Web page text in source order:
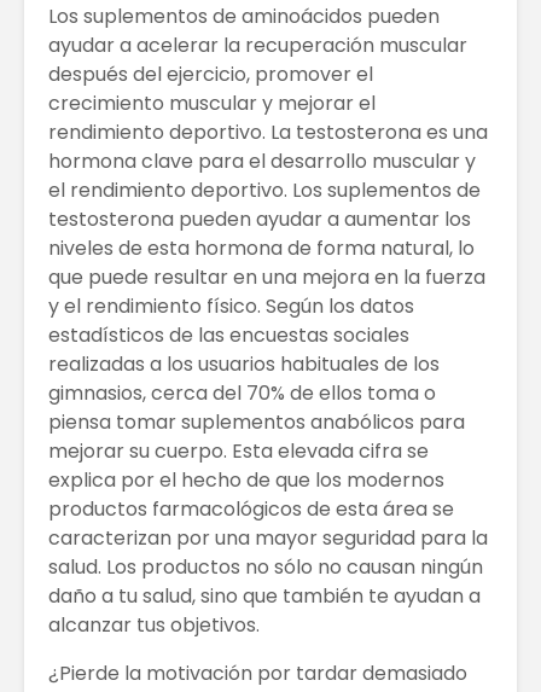
Los suplementos de aminoácidos pueden
ayudar a acelerar la recuperación muscular
después del ejercicio, promover el
crecimiento muscular y mejorar el
rendimiento deportivo. La testosterona es una
hormona clave para el desarrollo muscular y
el rendimiento deportivo. Los suplementos de
testosterona pueden ayudar a aumentar los
niveles de esta hormona de forma natural, lo
que puede resultar en una mejora en la fuerza
y el rendimiento físico. Según los datos
estadísticos de las encuestas sociales
realizadas a los usuarios habituales de los
gimnasios, cerca del 70% de ellos toma o
piensa tomar suplementos anabólicos para
mejorar su cuerpo. Esta elevada cifra se
explica por el hecho de que los modernos
productos farmacológicos de esta área se
caracterizan por una mayor seguridad para la
salud. Los productos no sólo no causan ningún
daño a tu salud, sino que también te ayudan a
alcanzar tus objetivos.
¿Pierde la motivación por tardar demasiado